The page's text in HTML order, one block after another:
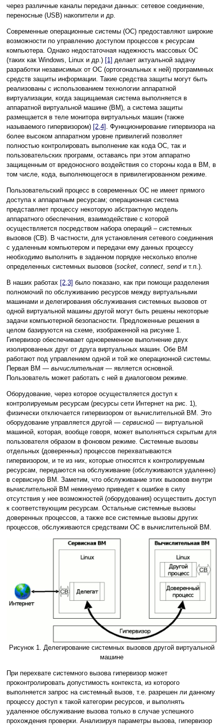
через различные каналы передачи данных: сетевое соединение,
переносные (USB) накопители и др.
Современные операционные системы (ОС) предоставляют широкие
возможности по управлению доступом процессов к ресурсам
компьютера. Однако недостаточная надежность массовых ОС
(таких как Windows, Linux и др.) [1] делает актуальной задачу
разработки независимых от ОС (ортогональных к ней) программных
средств защиты информации. Такие средства защиты могут быть
реализованы с использованием технологии аппаратной
виртуализации, когда защищаемая система выполняется в
аппаратной виртуальной машине (ВМ), а система защиты
размещается в теле монитора виртуальных машин (также
называемого гипервизором) [2,4] . Функционирование гипервизора на
более высоком аппаратном уровне привилегий позволяет
полностью контролировать выполнение как кода ОС, так и
пользовательских программ, оставаясь при этом аппаратно
защищенным от вредоносного воздействия со стороны кода в ВМ, в
том числе, кода, выполняющегося в привилегированном режиме.
Пользовательский процесс в современных ОС не имеет прямого
доступа к аппаратным ресурсам; операционная система
представляет процессу некоторую абстрактную модель
аппаратного обеспечения, взаимодействие с которой
осуществляется посредством набора операций – системных
вызовов (СВ). В частности, для установления сетевого соединения
с удаленным компьютером и передачи ему данных процессу
необходимо выполнить в заданном порядке несколько вполне
определенных системных вызовов (socket, connect, sendи т.п.).
В наших работах [2,3] было показано, как при помощи разделения
полномочий по обслуживанию ресурсов между виртуальными
машинами и делегирования обслуживания системных вызовов от
одной виртуальной машины другой могут быть решены некоторые
задачи компьютерной безопасности. Предложенные решения в
целом базируются на схеме, изображенной на рисунке 1.
Гипервизор обеспечивает одновременное выполнение двух
изолированных друг от друга виртуальных машин. Обе ВМ
работают под управлением одной и той же операционной системы.
Первая ВМ — вычислительная — является основной.
Пользователь может работать с ней в диалоговом режиме.
Оборудование, через которое осуществляется доступ к
контролируемым ресурсам (ресурсы сети Интернет на рис. 1),
физически отключается гипервизором от вычислительной ВМ. Это
оборудование управляется другой — сервисной — виртуальной
машиной, которая, вообще говоря, может выполняться скрытым для
пользователя образом в фоновом режиме. Системные вызовы
отдельных (доверенных) процессов перехватываются
гипервизором, и те из них, которые относятся к контролируемым
ресурсам, передаются на обслуживание (обслуживаются удаленно)
в сервисную ВМ. Заметим, что обслуживание этих вызовов внутри
вычислительной ВМ неминуемо приведет к ошибке в силу
отсутствия у нее возможностей (оборудования) осуществить доступ
к соответствующим ресурсам. Остальные системные вызовы
доверенных процессов, а также все системные вызовы других
процессов, обслуживаются средствами ОС в вычислительной ВМ.
Рисунок 1. Делегирование системных вызовов другой виртуальной
машине
При перехвате системного вызова гипервизор может
проконтролировать допустимость контекста, из которого
выполняется запрос на системный вызов, т.е. разрешен ли данному
процессу доступ к такой категории ресурсов, и выполнять
удаленное обслуживание вызова только в случае успешного
прохождения проверки. Анализируя параметры вызова, гипервизор